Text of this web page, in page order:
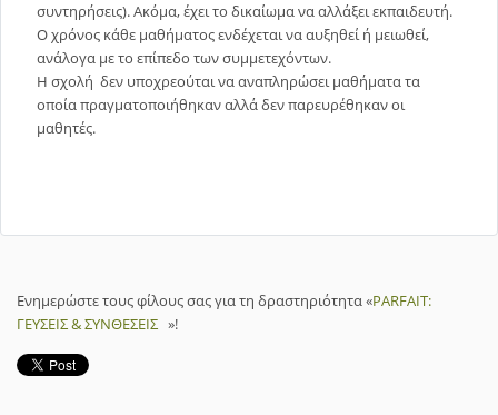
συντηρήσεις). Ακόμα, έχει το δικαίωμα να αλλάξει εκπαιδευτή.
Ο χρόνος κάθε μαθήματος ενδέχεται να αυξηθεί ή μειωθεί,
ανάλογα με το επίπεδο των συμμετεχόντων.
Η σχολή δεν υποχρεούται να αναπληρώσει μαθήματα τα
οποία πραγματοποιήθηκαν αλλά δεν παρευρέθηκαν οι
μαθητές.
Ενημερώστε τους φίλους σας για τη δραστηριότητα «PARFAIT:
ΓΕΥΣΕΙΣ & ΣΥΝΘΕΣΕΙΣ »!